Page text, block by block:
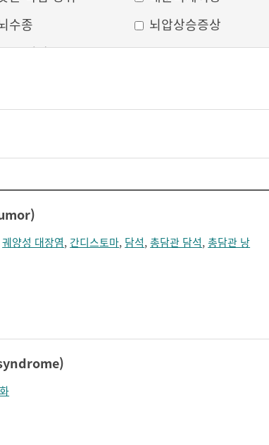
수종
뇌압상승증상
부 외상
두통
의식
박동성 통증
지러움
언어장애
굴부종
굴이 화끈거림
얼굴형태의 이상
등이 넓어짐
턱끝이 커보임
습장애
궤양성 대장염, 간디스토마, 담석,총담관 담석,총담관 낭